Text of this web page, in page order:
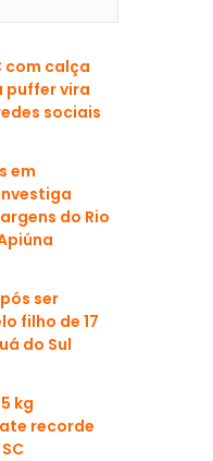
com calça
puffer vira
sociais
em
do Rio
ser
filho de 17
do Sul
kg
recorde